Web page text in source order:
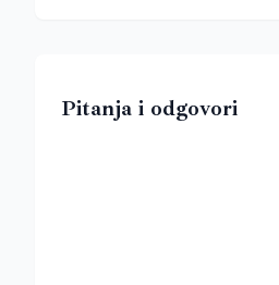
Pitanja i odgovori